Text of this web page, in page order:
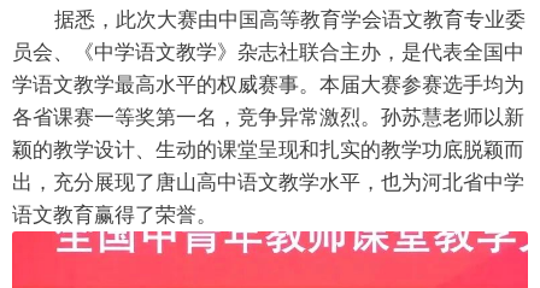
据悉，此次大赛由中国高等教育学会语文教育专业委
员会、《中学语文教学》杂志社联合主办，是代表全国中
学语文教学最高水平的权威赛事。本届大赛参赛选手均为
各省课赛一等奖第一名，竞争异常激烈。孙苏慧老师以新
颖的教学设计、生动的课堂呈现和扎实的教学功底脱颖而
出，充分展现了唐山高中语文教学水平，也为河北省中学
语文教育赢得了荣誉。